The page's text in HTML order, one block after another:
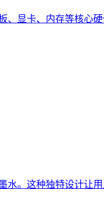
显卡、内存等核心
。这种独特设计让